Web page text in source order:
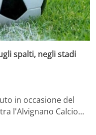
spalti, negli stadi
in occasione del
l'Alvignano Calcio…